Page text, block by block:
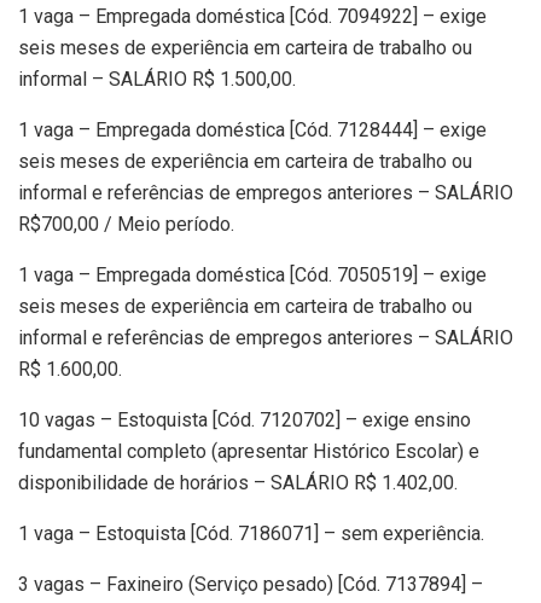
1 vaga – Empregada doméstica [Cód. 7094922] – exige
seis meses de experiência em carteira de trabalho ou
informal – SALÁRIO R$ 1.500,00.
1 vaga – Empregada doméstica [Cód. 7128444] – exige
seis meses de experiência em carteira de trabalho ou
informal e referências de empregos anteriores – SALÁRIO
R$700,00 / Meio período.
1 vaga – Empregada doméstica [Cód. 7050519] – exige
seis meses de experiência em carteira de trabalho ou
informal e referências de empregos anteriores – SALÁRIO
R$ 1.600,00.
10 vagas – Estoquista [Cód. 7120702] – exige ensino
fundamental completo (apresentar Histórico Escolar) e
disponibilidade de horários – SALÁRIO R$ 1.402,00.
1 vaga – Estoquista [Cód. 7186071] – sem experiência.
3 vagas – Faxineiro (Serviço pesado) [Cód. 7137894] –